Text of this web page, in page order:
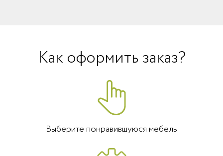
Как оформить заказ?
Выберите понравившуюся мебель